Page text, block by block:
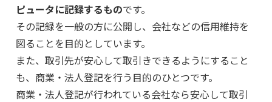
ピュータに記録するものです。
その記録を一般の方に公開し、会社などの信用維持を
図ることを目的としています。
また、取引先が安心して取引きできるようにすること
も、商業・法人登記を行う目的のひとつです。
商業・法人登記が行われている会社なら安心して取引